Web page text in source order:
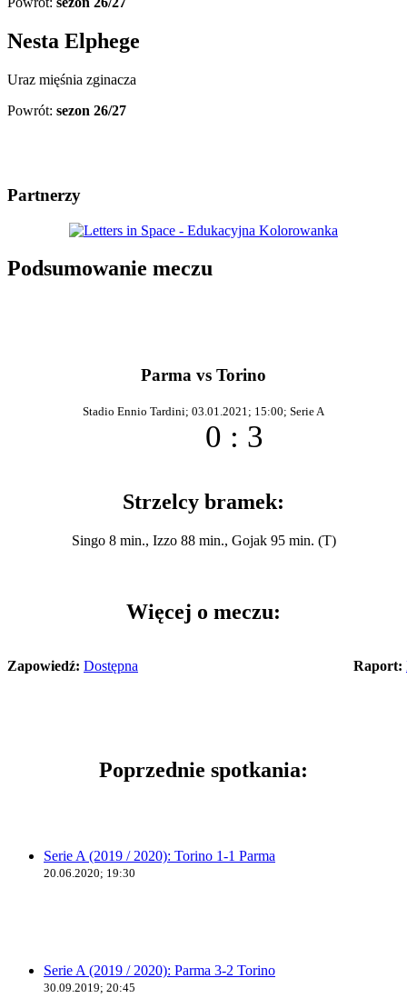
Nesta Elphege
Uraz mięśnia zginacza
Powrót: sezon 26/27
Partnerzy
Podsumowanie meczu
Parma vs Torino
Stadio Ennio Tardini; 03.01.2021; 15:00; Serie A
0 : 3
Strzelcy bramek:
Singo 8 min., Izzo 88 min., Gojak 95 min. (T)
Więcej o meczu:
Zapowiedź: Dostępna Raport:
Poprzednie spotkania:
Serie A (2019 / 2020): Torino 1-1 Parma
20.06.2020; 19:30
Serie A (2019 / 2020): Parma 3-2 Torino
30.09.2019; 20:45